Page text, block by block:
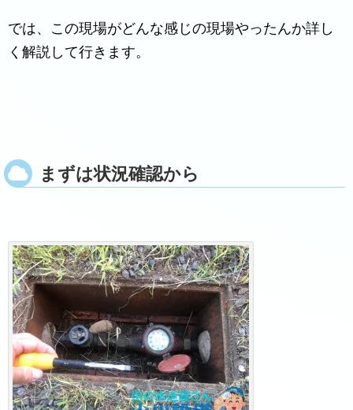
では、この現場がどんな感じの現場やったんか詳し
く解説して行きます。
まずは状況確認から